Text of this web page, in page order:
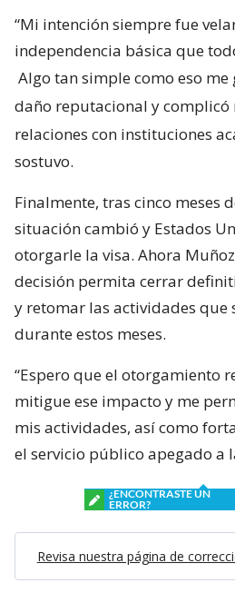
“Mi intención siempre fue
independencia básica que
Algo tan simple como eso
daño reputacional y complicó
relaciones con instituciones
sostuvo.
Finalmente, tras cinco meses
situación cambió y Estados
otorgarle la visa. Ahora
decisión permita cerrar
y retomar las actividades que
durante estos meses.
“Espero que el otorgamiento
mitigue ese impacto y me
mis actividades, así como
el servicio público apegado a
¿ENCONTRASTE UN
ERROR?
Revisa nuestra página de